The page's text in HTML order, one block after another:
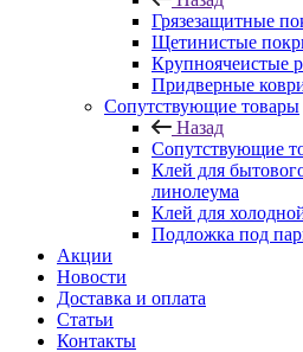
Грязезащитные
Щетинистые
Крупноячеистые
Придверные
Сопутствующие товары
Назад
Сопутствующие
Клей для
линолеума
Клей для
Подложка под
Акции
Новости
Доставка и оплата
Статьи
Контакты